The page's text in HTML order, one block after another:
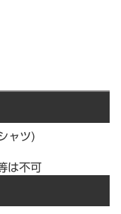
ャツ)
は不可